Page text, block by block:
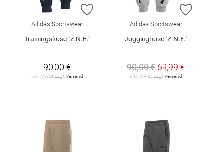
ZUR WUNSCHLISTE HINZUFÜGEN
Adidas Sportswear
Trainingshose "Z.N.E."
90,00 €
inkl. MwSt. zzgl. Versand
ZUR
Adidas Sportswear
Jogginghose "Z.N.E."
90,00 € 69,99 €
inkl. MwSt. zzgl. Versand